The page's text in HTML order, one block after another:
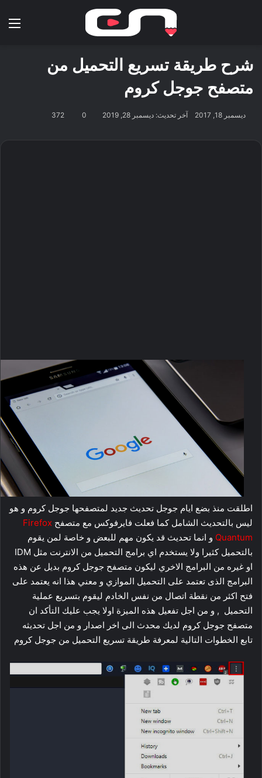
شرح طريقة تسريع التحميل من
متصفح جوجل كروم
ديسمبر 18, 2017 آخر تحديث: ديسمبر 28, 2019 0
372
اطلقت منذ بضع ايام جوجل تحديث جديد لمتصفحها جوجل كروم و هو
ليس بالتحديث الشامل كما فعلت فايرفوكس مع متصفح Firefox
Quantum و انما تحديث قد يكون مهم للبعض و خاصة لمن يقوم
بالتحميل كثيرا ولا يستخدم اي برامج التحميل من الانترنت مثل IDM
او غيره من البرامج الاخري ليكون متصفح جوجل كروم بديل عن هذه
البرامج الذى تعتمد على التحميل الموازي و معني هذا انه يعتمد على
فتح اكثر من نقطة اتصال من نفس الخادم ليقوم بتسريع عملية
التحميل , و من اجل تفعيل هذه الميزة اولا يجب عليك التأكد ان
متصفح جوجل كروم لديك محدث الى اخر اصدار و من اجل تحديثه
تابع الخطوات التالية لمعرفة طريقة تسريع التحميل من جوجل كروم